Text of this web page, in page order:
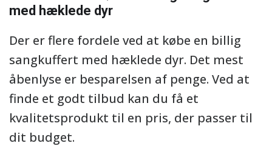
med hæklede dyr
Der er flere fordele ved at købe en billig
sangkuffert med hæklede dyr. Det mest
åbenlyse er besparelsen af ​​penge. Ved at
finde et godt tilbud kan du få et
kvalitetsprodukt til en pris, der passer til
dit budget.